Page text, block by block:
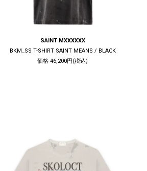
SAINT MXXXXXX
BKM_SS T-SHIRT SAINT MEANS / BLACK
価格 46,200円(税込)